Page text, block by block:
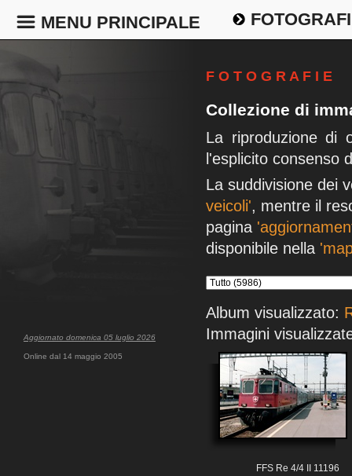
MENU PRINCIPALE
Aggiornato domenica 05 luglio 2026
Online dal 14 maggio 2005
F O T O G R A F I E
Collezione di
La riproduzione di
l'esplicito consenso
La suddivisione dei
veicoli', mentre il
pagina
disponibile nella
Album visualizzato:
Immagini
FFS Re 4/4 II 11196